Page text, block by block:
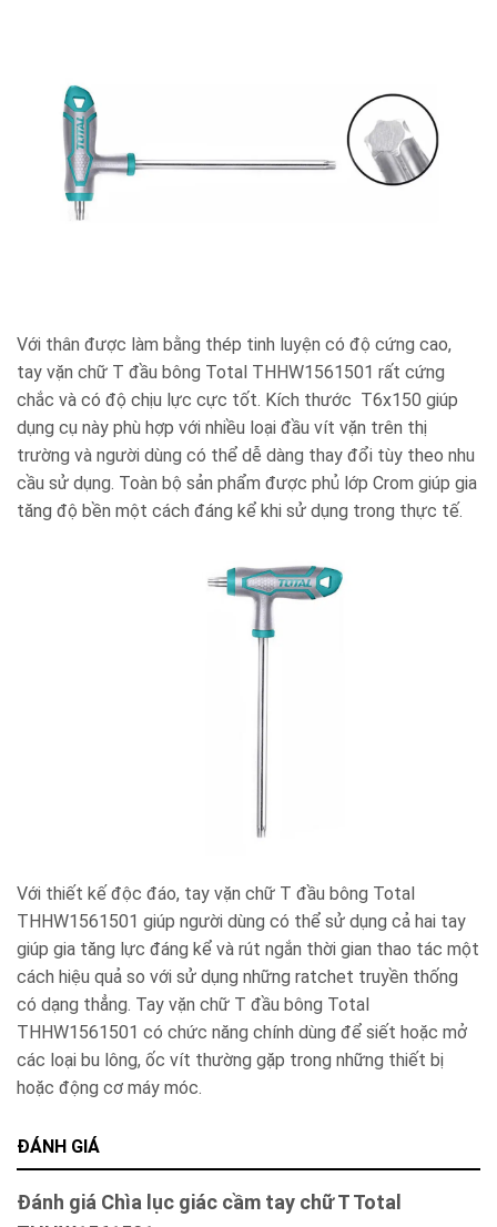
Với thân được làm bằng thép tinh luyện có độ cứng cao,
tay vặn chữ T đầu bông Total THHW1561501 rất cứng
chắc và có độ chịu lực cực tốt. Kích thước T6x150 giúp
dụng cụ này phù hợp với nhiều loại đầu vít vặn trên thị
trường và người dùng có thể dễ dàng thay đổi tùy theo nhu
cầu sử dụng. Toàn bộ sản phẩm được phủ lớp Crom giúp gia
tăng độ bền một cách đáng kể khi sử dụng trong thực tế.
Với thiết kế độc đáo, tay vặn chữ T đầu bông Total
THHW1561501 giúp người dùng có thể sử dụng cả hai tay
giúp gia tăng lực đáng kể và rút ngắn thời gian thao tác một
cách hiệu quả so với sử dụng những ratchet truyền thống
có dạng thẳng. Tay vặn chữ T đầu bông Total
THHW1561501 có chức năng chính dùng để siết hoặc mở
các loại bu lông, ốc vít thường gặp trong những thiết bị
hoặc động cơ máy móc.
ĐÁNH GIÁ
Đánh giá Chìa lục giác cầm tay chữ T Total